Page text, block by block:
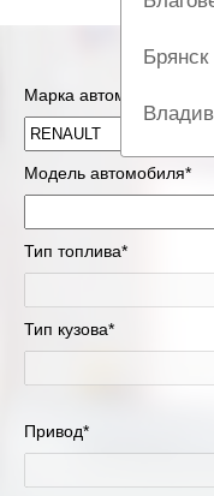
Брянск
Вологда
Марка автомобиля*
Модель автомобиля*
Тип топлива*
Тип кузова*
Привод*